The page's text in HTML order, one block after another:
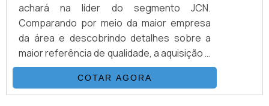
achará na líder do segmento JCN.
Comparando por meio da maior empresa
da área e descobrindo detalhes sobre a
maior referência de qualidade, a aquisição é
mais assertiva.Quando a busca é por
válvula quebra vácuo bronze, com os
profissionais especializados da JCN
COTAR AGORA